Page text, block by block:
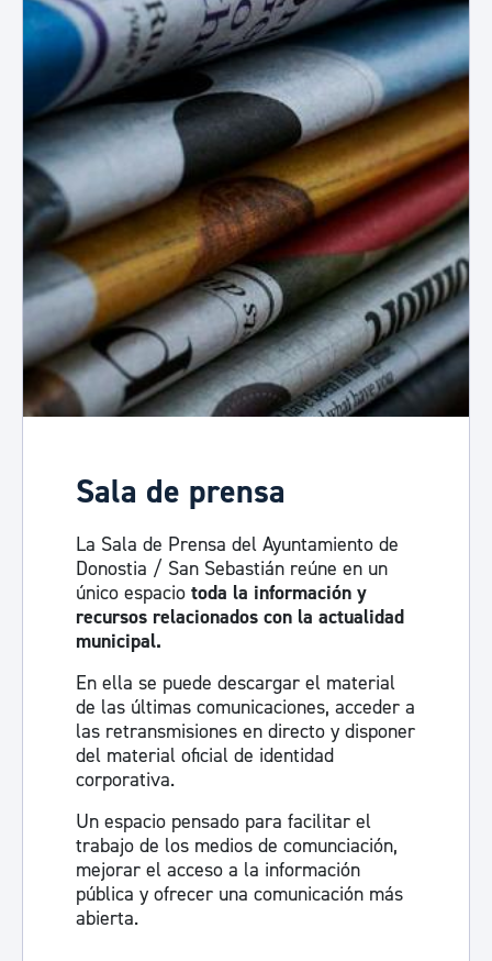
Sala de prensa
La Sala de Prensa del Ayuntamiento de
Donostia / San Sebastián reúne en un
único espacio toda la información y
recursos relacionados con la actualidad
municipal.
En ella se puede descargar el material
de las últimas comunicaciones, acceder a
las retransmisiones en directo y disponer
del material oficial de identidad
corporativa.
Un espacio pensado para facilitar el
trabajo de los medios de comunciación,
mejorar el acceso a la información
pública y ofrecer una comunicación más
abierta.